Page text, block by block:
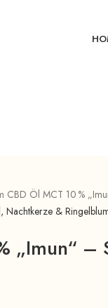
CBD Öl MCT 10 %
„Imun“